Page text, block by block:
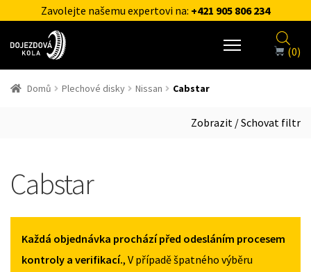
Zavolejte našemu expertovi na: +421 905 806 234
(0)
Domů Plechové disky Nissan Cabstar
Zobrazit / Schovat filtr
Cabstar
Každá objednávka prochází před odesláním procesem
kontroly a verifikací., V případě špatného výběru